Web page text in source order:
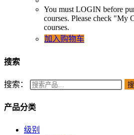
You must LOGIN before
courses. Please check "My
courses.
加入购物车
搜索
搜索：
产品分类
级别